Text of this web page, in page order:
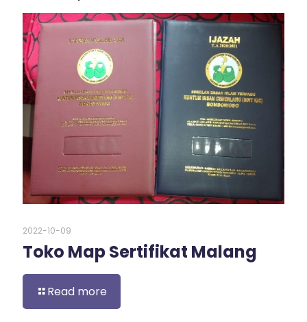
2022-10-09
Toko Map Sertifikat Malang
Read more